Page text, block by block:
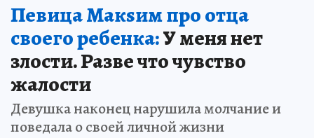
Певица Макsим про отца
своего ребенка:У меня нет
злости. Разве что чувство
жалости
Девушка наконец нарушила молчание и
поведала о своей личной жизни